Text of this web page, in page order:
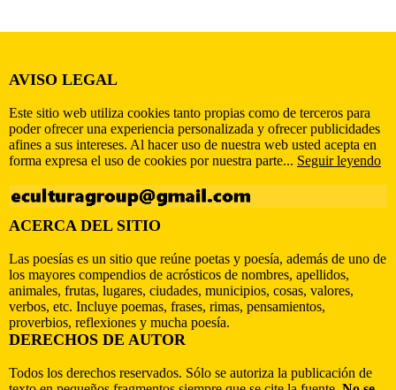
AVISO LEGAL
Este sitio web utiliza cookies tanto propias como de terceros para
poder ofrecer una experiencia personalizada y ofrecer publicidades
afines a sus intereses. Al hacer uso de nuestra web usted acepta en
forma expresa el uso de cookies por nuestra parte... Seguir leyendo
ACERCA DEL SITIO
Las poesías es un sitio que reúne poetas y poesía, además de uno de
los mayores compendios de acrósticos de nombres, apellidos,
animales, frutas, lugares, ciudades, municipios, cosas, valores,
verbos, etc. Incluye poemas, frases, rimas, pensamientos,
proverbios, reflexiones y mucha poesía.
DERECHOS DE AUTOR
Todos los derechos reservados. Sólo se autoriza la publicación de